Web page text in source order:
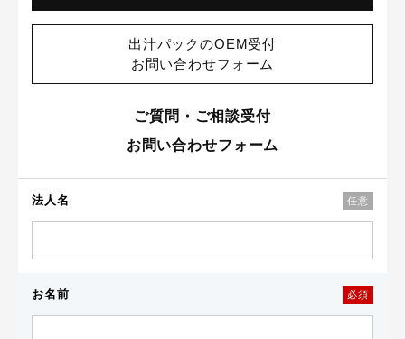
出汁パックのOEM受付
お問い合わせフォーム
ご質問・ご相談受付
お問い合わせフォーム
法人名 任意
お名前 必須